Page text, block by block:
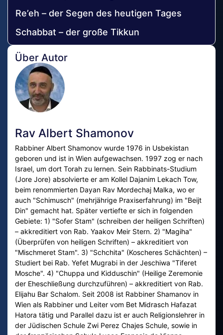
Re’eh – der Segen des heutigen Tages
Schabbat – der große Tikkun
Über Autor
Rav Albert Shamonov
Rabbiner Albert Shamonov wurde 1976 in Usbekistan
geboren und ist in Wien aufgewachsen. 1997 zog er nach
Israel, um dort Torah zu lernen. Sein Rabbinats-Studium
(Jore Jore) absolvierte er am Kollel Dajanim Lekach Tow,
beim renommierten Dayan Rav Mordechaj Malka, wo er
auch "Schimusch" (mehrjährige Praxiserfahrung) im "Beijt
Din" gemacht hat. Später vertiefte er sich in folgenden
Gebiete: 1) "Sofer Stam" (schreiben der heiligen Schriften)
– akkreditiert von Rab. Yaakov Meir Stern. 2) "Magiha"
(Überprüfen von heiligen Schriften) – akkreditiert von
"Mischmeret Stam". 3) "Schchita" (Koscheres Schächten) –
Studiert bei Rab. Yefet Mugrabi in der Jeschiwa "Tiferet
Mosche". 4) "Chuppa und Kidduschin" (Heilige Zeremonie
der Eheschließung durchzuführen) – akkreditiert von Rab.
Elijahu Bar Schalom. Seit 2008 ist Rabbiner Shamanov in
Wien als Rabbiner und Leiter vom Bet Midrasch Hafazat
Hatora tätig und Parallel dazu ist er auch Religionslehrer in
der Jüdischen Schule Zwi Perez Chajes Schule, sowie in